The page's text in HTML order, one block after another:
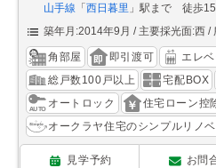
山手線 「 西日暮里 」駅まで 徒歩
築年月:2014年9月
主要採光面:西
角部屋 即引渡可 エレ
総戸数100戸以上
宅配BOX
オートロック
住宅ローン控
オークラヤ住宅のシンプルリノ
見学予約 お問